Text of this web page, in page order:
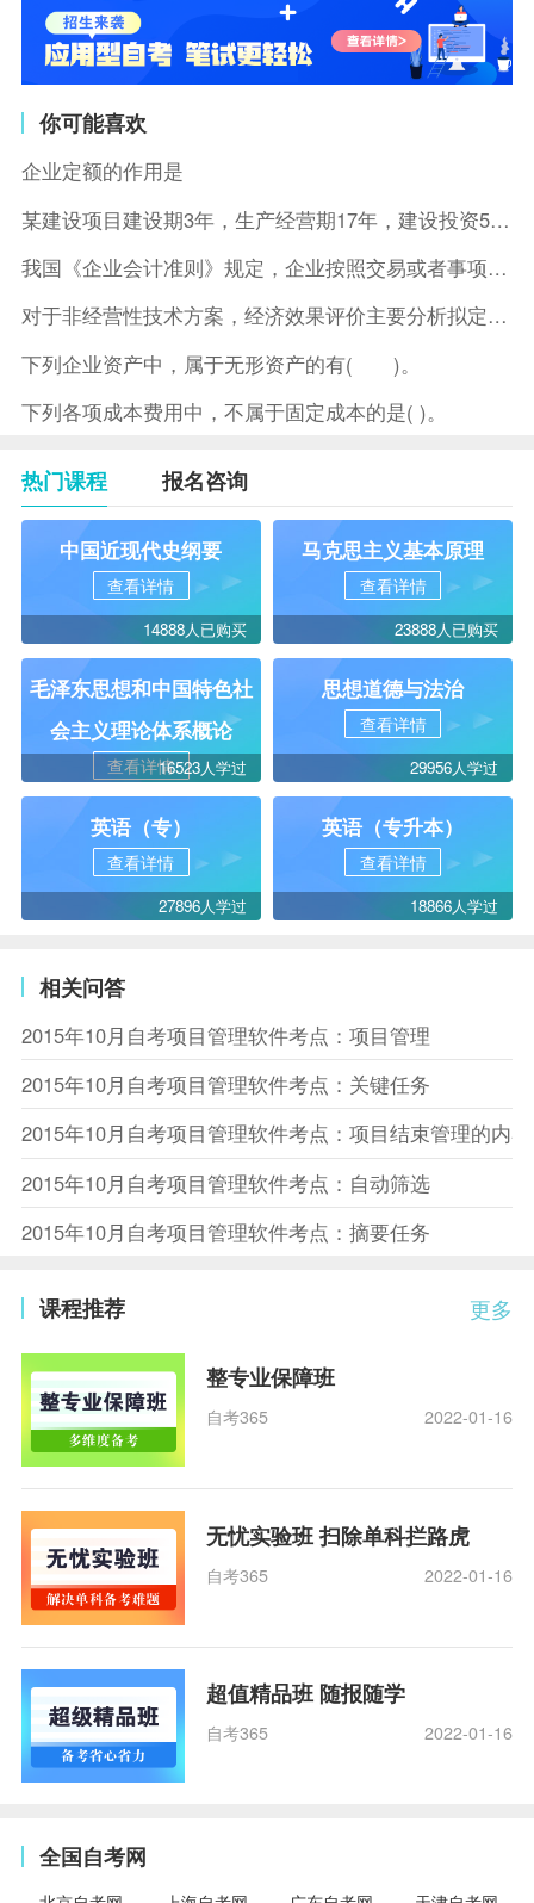
你可能喜欢
企业定额的作用是
某建设项目建设期3年，生产经营期17年，建设投资5500万元
我国《企业会计准则》规定，企业按照交易或者事项的经济特征确定
对于非经营性技术方案，经济效果评价主要分析拟定方案的( )。
下列企业资产中，属于无形资产的有( )。
下列各项成本费用中，不属于固定成本的是( )。
热门课程 报名咨询
中国近现代史纲要
查看详情
14888人已购买
马克思主义基本原理
查看详情
23888人已购买
毛泽东思想和中国特色社
会主义理论体系概论
查看详情16523人学过
思想道德与法治
查看详情
29956人学过
英语（专）
查看详情
27896人学过
英语（专升本）
查看详情
18866人学过
相关问答
2015年10月自考项目管理软件考点：项目管理
2015年10月自考项目管理软件考点：关键任务
2015年10月自考项目管理软件考点：项目结束管理的内容
2015年10月自考项目管理软件考点：自动筛选
2015年10月自考项目管理软件考点：摘要任务
更多
课程推荐
整专业保障班
自考365 2022-01-16
无忧实验班 扫除单科拦路虎
自考365 2022-01-16
超值精品班 随报随学
自考365 2022-01-16
全国自考网